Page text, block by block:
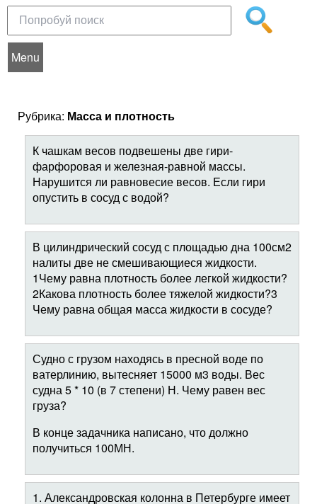
Menu
Рубрика: Масса и плотность
К чашкам весов подвешены две гири-
фарфоровая и железная-равной массы.
Нарушится ли равновесие весов. Если гири
опустить в сосуд с водой?
В цилиндрический сосуд с площадью дна 100см2
налиты две не смешивающиеся жидкости.
1Чему равна плотность более легкой жидкости?
2Какова плотность более тяжелой жидкости?3
Чему равна общая масса жидкости в сосуде?
Судно с грузом находясь в пресной воде по
ватерлинию, вытесняет 15000 м3 воды. Вес
судна 5 * 10 (в 7 степени) Н. Чему равен вес
груза?
В конце задачника написано, что должно
получиться 100МН.
1. Александровская колонна в Петербурге имеет